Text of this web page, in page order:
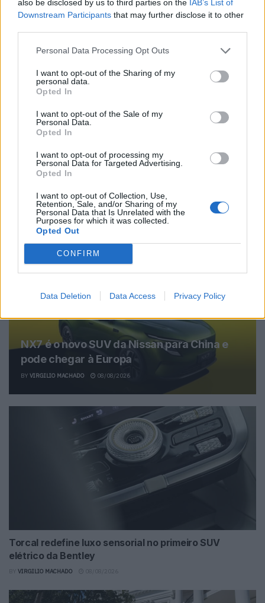
also be disclosed by us to third parties on the IAB’s List of
Downstream Participants that may further disclose it to other
Personal Data Processing Opt Outs
I want to opt-out of the Sharing of my
personal data.
Opted In
I want to opt-out of the Sale of my
Personal Data.
Opted In
I want to opt-out of processing my
Personal Data for Targeted Advertising.
Opted In
I want to opt-out of Collection, Use,
Retention, Sale, and/or Sharing of my
Personal Data that Is Unrelated with the
Purposes for which it was collected.
Opted Out
CONFIRM
Data Deletion Data Access Privacy Policy
com uma autonomia máxima de 700 quilómetros são
argumentos para convencer os clientes. O DS 8 será
lançado antes do final do ano e poderá ser adquirido a
DS 8 DS Automobiles
Related Posts
NX7 é o novo SUV da Nissan para China e
pode chegar à Europa
BY VIRGILIO MACHADO 08/08/2026
Torcal redefine luxo sensorial no primeiro SUV
elétrico da Bentley
VIRGILIO MACHADO